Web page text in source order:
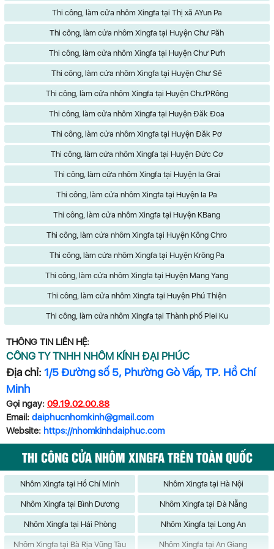
Thi công, làm cửa nhôm Xingfa tại Thị xã AYun Pa
Thi công, làm cửa nhôm Xingfa tại Huyện Chư Păh
Thi công, làm cửa nhôm Xingfa tại Huyện Chư Pưh
Thi công, làm cửa nhôm Xingfa tại Huyện Chư Sê
Thi công, làm cửa nhôm Xingfa tại Huyện ChưPRông
Thi công, làm cửa nhôm Xingfa tại Huyện Đăk Đoa
Thi công, làm cửa nhôm Xingfa tại Huyện Đăk Pơ
Thi công, làm cửa nhôm Xingfa tại Huyện Đức Cơ
Thi công, làm cửa nhôm Xingfa tại Huyện Ia Grai
Thi công, làm cửa nhôm Xingfa tại Huyện Ia Pa
Thi công, làm cửa nhôm Xingfa tại Huyện KBang
Thi công, làm cửa nhôm Xingfa tại Huyện Kông Chro
Thi công, làm cửa nhôm Xingfa tại Huyện Krông Pa
Thi công, làm cửa nhôm Xingfa tại Huyện Mang Yang
Thi công, làm cửa nhôm Xingfa tại Huyện Phú Thiện
Thi công, làm cửa nhôm Xingfa tại Thành phố Plei Ku
THÔNG TIN LIÊN HỆ:
CÔNG TY TNHH NHÔM KÍNH ĐẠI PHÚC
Địa chỉ: 1/5 Đường số 5, Phường Gò Vấp, TP. Hồ Chí
Minh
Gọi ngay: 09.19.02.00.88
Email: daiphucnhomkinh@gmail.com
Website: https://nhomkinhdaiphuc.com
THI CÔNG CỬA NHÔM XINGFA TRÊN TOÀN QUỐC
Nhôm Xingfa tại Hồ Chí Minh Nhôm Xingfa tại Hà Nội
Nhôm Xingfa tại Bình Dương Nhôm Xingfa tại Đà Nẵng
Nhôm Xingfa tại Hải Phòng Nhôm Xingfa tại Long An
Nhôm Xingfa tại Bà Rịa Vũng Tàu Nhôm Xingfa tại An Giang